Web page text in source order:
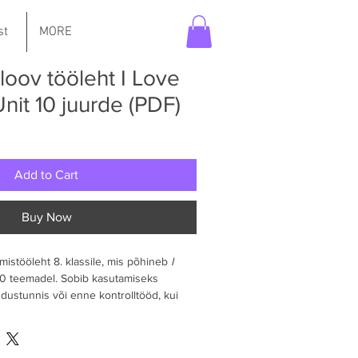
MORE
tööleht I Love
10 juurde (PDF)
Add to Cart
Buy Now
8. klassile, mis põhineb I
teemadel. Sobib kasutamiseks
või enne kontrolltööd, kui
õppe päriseluliste ja õpilastele